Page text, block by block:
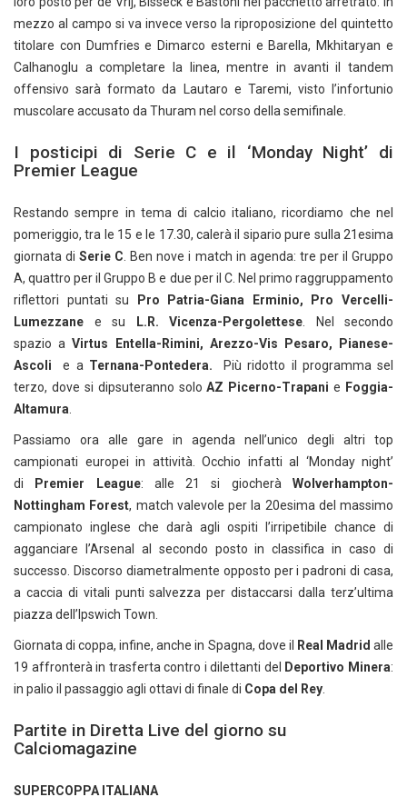
mezzo al campo si va invece verso la riproposizione del quintetto
titolare con Dumfries e Dimarco esterni e Barella, Mkhitaryan e
Calhanoglu a completare la linea, mentre in avanti il tandem
offensivo sarà formato da Lautaro e Taremi, visto l’infortunio
muscolare accusato da Thuram nel corso della semifinale.
I posticipi di Serie C e il ‘Monday Night’ di
Premier League
Restando sempre in tema di calcio italiano, ricordiamo che nel
pomeriggio, tra le 15 e le 17.30, calerà il sipario pure sulla 21esima
giornata diSerie C. Ben nove i match in agenda: tre per il Gruppo
A, quattro per il Gruppo B e due per il C. Nel primo raggruppamento
riflettori puntati su
Pro Patria-Giana Erminio, Pro Vercelli-
Lumezzane e su L.R. Vicenza-Pergolettese. Nel secondo
spazio aVirtus Entella-Rimini, Arezzo-Vis Pesaro, Pianese-
Ascoli
e a Ternana-Pontedera.
Più ridotto il programma sel
terzo, dove si dipsuteranno soloAZ Picerno-Trapani e Foggia-
Altamura.
Passiamo ora alle gare in agenda nell’unico degli altri top
campionati europei in attività. Occhio infatti al ‘Monday night’
di
Premier League: alle 21 si giocheràWolverhampton-
Nottingham Forest, match valevole per la 20esima del massimo
campionato inglese che darà agli ospiti l’irripetibile chance di
agganciare l’Arsenal al secondo posto in classifica in caso di
successo. Discorso diametralmente opposto per i padroni di casa,
a caccia di vitali punti salvezza per distaccarsi dalla terz’ultima
piazza dell’Ipswich Town.
Giornata di coppa, infine, anche in Spagna, dove il Real Madrid alle
19 affronterà in trasferta contro i dilettanti del
Deportivo Minera:
in palio il passaggio agli ottavi di finale di Copa del Rey.
Partite in Diretta Live del giorno su
Calciomagazine
SUPERCOPPA ITALIANA